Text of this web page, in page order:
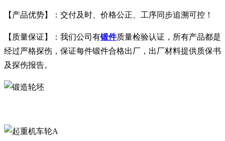
【产品优势】：交付及时、价格公正、工序同步追溯可控！
【质量保证】：我们公司有锻件质量检验认证，所有产品都是
经过严格探伤，保证每件锻件合格出厂，出厂材料提供质保书
及探伤报告。
A